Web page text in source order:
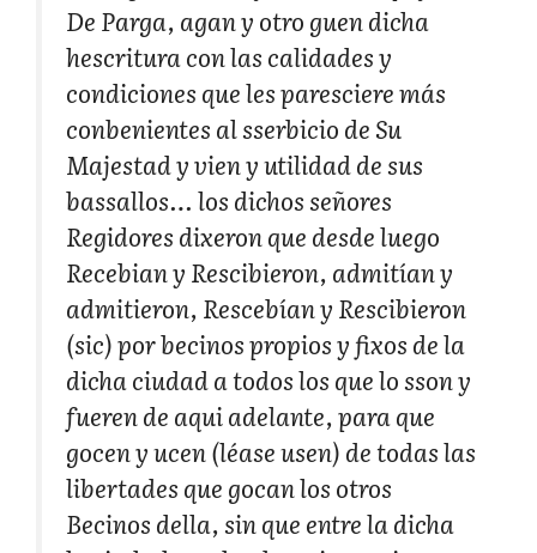
De Parga, agan y otro guen dicha
hescritura con las calidades y
condiciones que les paresciere más
conbenientes al sserbicio de Su
Majestad y vien y utilidad de sus
bassallos… los dichos señores
Regidores dixeron que desde luego
Recebian y Rescibieron, admitían y
admitieron, Rescebían y Rescibieron
(sic)por becinos propios y fixos de la
dicha ciudad a todos los que lo sson y
fueren de aqui adelante, para que
gocen y ucen(léase usen) de todas las
libertades que gocan los otros
Becinos della, sin que entre la dicha